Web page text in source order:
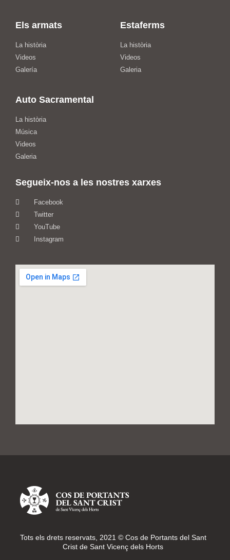
Els armats
La història
Videos
Galería
Estaferms
La història
Videos
Galeria
Auto Sacramental
La història
Música
Videos
Galeria
Segueix-nos a les nostres xarxes
Facebook
Twitter
YouTube
Instagram
Tots els drets reservats, 2021 © Cos de Portants del Sant
Crist de Sant Vicenç dels Horts